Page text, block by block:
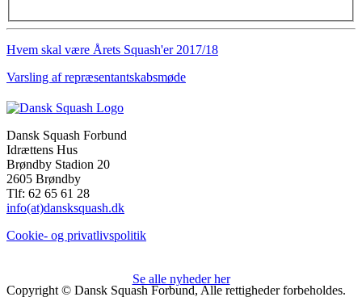
Hvem skal være Årets Squash'er 2017/18
Varsling af repræsentantskabsmøde
Dansk Squash Forbund
Idrættens Hus
Brøndby Stadion 20
2605 Brøndby
Tlf: 62 65 61 28
info(at)dansksquash.dk
Cookie- og privatlivspolitik
Se alle nyheder her
Copyright © Dansk Squash Forbund, Alle rettigheder forbeholdes.